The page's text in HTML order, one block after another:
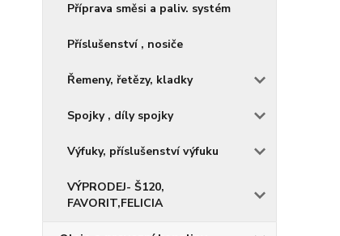
Příprava směsi a paliv. systém
Příslušenství , nosiče
Řemeny, řetězy, kladky
Spojky , díly spojky
Výfuky, příslušenství výfuku
VÝPRODEJ- Š120,
FAVORIT,FELICIA